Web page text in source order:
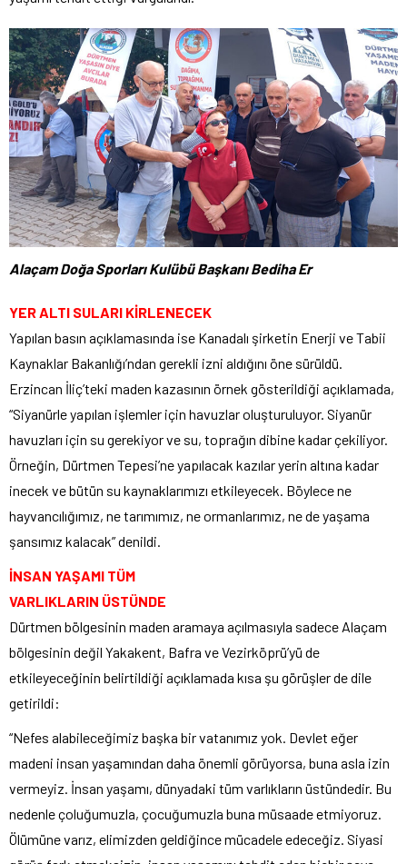
Alaçam Doğa Sporları Kulübü Başkanı Bediha Er
YER ALTI SULARI KİRLENECEK
Yapılan basın açıklamasında ise Kanadalı şirketin Enerji ve Tabii
Kaynaklar Bakanlığı’ndan gerekli izni aldığını öne sürüldü.
Erzincan İliç’teki maden kazasının örnek gösterildiği açıklamada,
“Siyanürle yapılan işlemler için havuzlar oluşturuluyor. Siyanür
havuzları için su gerekiyor ve su, toprağın dibine kadar çekiliyor.
Örneğin, Dürtmen Tepesi’ne yapılacak kazılar yerin altına kadar
inecek ve bütün su kaynaklarımızı etkileyecek. Böylece ne
hayvancılığımız, ne tarımımız, ne ormanlarımız, ne de yaşama
şansımız kalacak” denildi.
İNSAN YAŞAMI TÜM
VARLIKLARIN ÜSTÜNDE
Dürtmen bölgesinin maden aramaya açılmasıyla sadece Alaçam
bölgesinin değil Yakakent, Bafra ve Vezirköprü’yü de
etkileyeceğinin belirtildiği açıklamada kısa şu görüşler de dile
getirildi:
“Nefes alabileceğimiz başka bir vatanımız yok. Devlet eğer
madeni insan yaşamından daha önemli görüyorsa, buna asla izin
vermeyiz. İnsan yaşamı, dünyadaki tüm varlıkların üstündedir. Bu
nedenle çoluğumuzla, çocuğumuzla buna müsaade etmiyoruz.
Ölümüne varız, elimizden geldiğince mücadele edeceğiz. Siyasi